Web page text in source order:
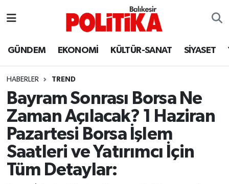
GÜNDEM EKONOMİ KÜLTÜR-SANAT SİYASET
HABERLER TREND
Bayram Sonrası Borsa Ne
Zaman Açılacak? 1 Haziran
Pazartesi Borsa İşlem
Saatleri ve Yatırımcı İçin
Tüm Detaylar:
Ayvalık
Bandırma
Bigadiç
BİYOGRAFİLER
Balıkesir Hava Durumu
Balıkesir Namaz Vakitleri
Balıkesir Trafik Yoğunluk Haritası
Süper Lig Puan Durumu ve Fikstür
Tüm Manşetler